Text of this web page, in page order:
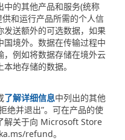
中的其他产品和服务(统称
和运行产品所需的个人信
发送额外的可选数据，如果
境外。数据在传输过程中
，例如将数据存储在境外云
地存储的数据。
了解详细信息中列出的其他
绝并退出”。可在产品的使
解关于向 Microsoft Store
refund。